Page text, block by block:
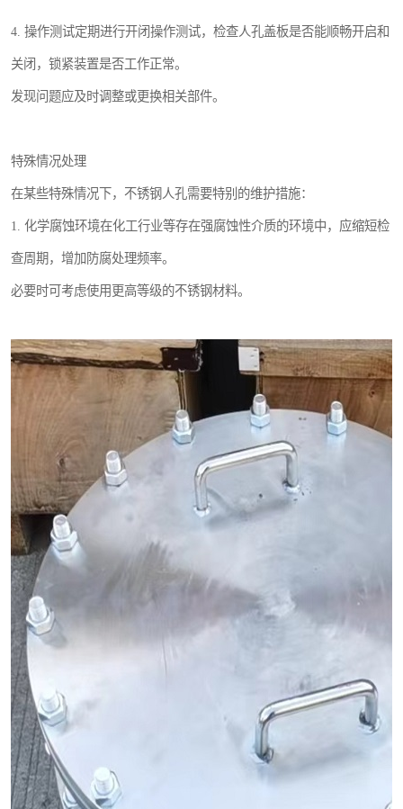
4. 操作测试定期进行开闭操作测试，检查人孔盖板是否能顺畅开启和
关闭，锁紧装置是否工作正常。
发现问题应及时调整或更换相关部件。
特殊情况处理
在某些特殊情况下，不锈钢人孔需要特别的维护措施：
1. 化学腐蚀环境在化工行业等存在强腐蚀性介质的环境中，应缩短检
查周期，增加防腐处理频率。
必要时可考虑使用更高等级的不锈钢材料。